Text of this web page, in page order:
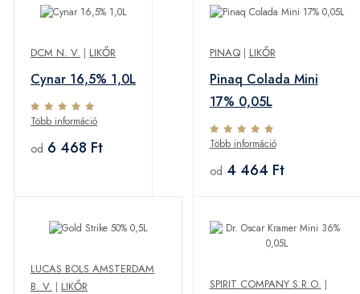
DCM N. V. | LIKŐR
Cynar 16,5% 1,0L
Több információ
od 6 468 Ft
PINAQ| LIKŐR
Pinaq Colada Mini
17% 0,05L
Több információ
od 4 464 Ft
LUCAS BOLS AMSTERDAM
B. V. | LIKŐR SPIRIT COMPANY S.R.O. |